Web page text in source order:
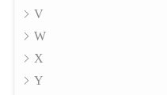
V
W
X
Y